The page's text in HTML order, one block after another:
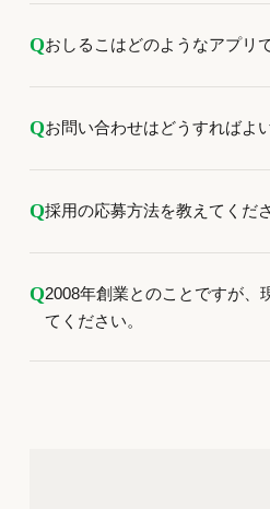
Qおしるこはどのようなアプリ
Qお問い合わせはどうすればよ
Q採用の応募方法を教えてくださ
Q2008年創業とのことですが、
てください。